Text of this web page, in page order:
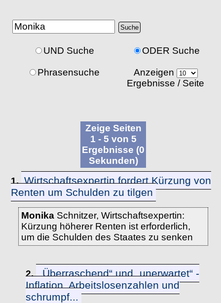
UND Suche
Phrasensuche
ODER Suche
Anzeigen
Ergebnisse / Seite
Zeige Seiten
1 - 5 von 5
Ergebnisse (0
Sekunden)
1. Wirtschaftsexpertin fordert Kürzung von
Renten um Schulden zu tilgen
MonikaSchnitzer, Wirtschaftsexpertin:
Kürzung höherer Renten ist erforderlich,
um die Schulden des Staates zu senken
2. „Überraschend“ und „unerwartet“ -
Inflation, Arbeitslosenzahlen und
schrumpf...